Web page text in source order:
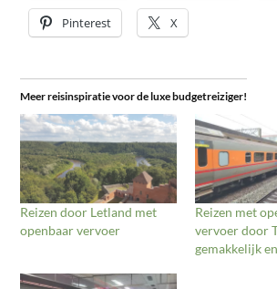
Pinterest X
Meer reisinspiratie voor de luxe budgetreiziger!
Reizen door Letland met
openbaar vervoer
Reizen met
vervoer door
gemakkelijk